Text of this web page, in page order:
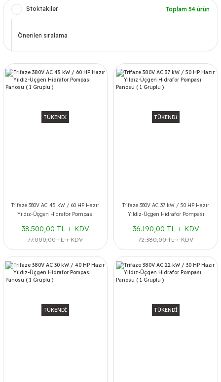
Stoktakiler Toplam 54 ürün
TÜKENDİ
Trifaze 380V AC 45 kW / 60 HP Hazır
Yıldız-Üçgen Hidrafor Pompası
38.500,00 TL + KDV
77.000,00 TL + KDV
TÜKENDİ
Trifaze 380V AC 37 kW / 50 HP Hazır
Yıldız-Üçgen Hidrafor Pompası
36.190,00 TL + KDV
72.380,00 TL + KDV
TÜKENDİ TÜKENDİ